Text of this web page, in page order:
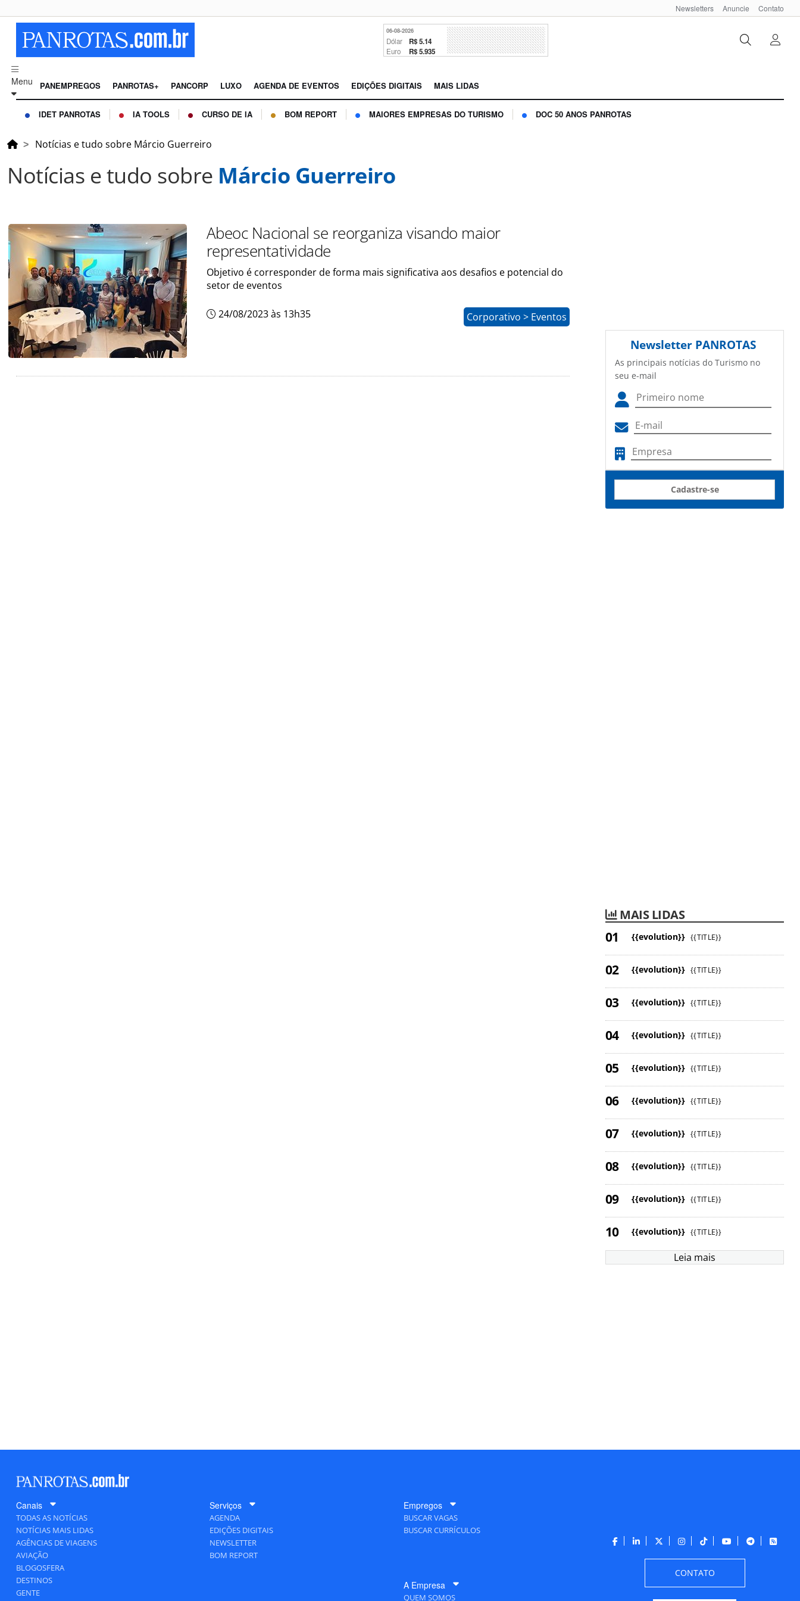
Newsletters Anuncie Contato
06-08-2026
Dólar R$ 5.14
Euro R$ 5.935
Menu PANEMPREGOS PANROTAS+ PANCORP LUXO AGENDA DE EVENTOS EDIÇÕES DIGITAIS MAIS LIDAS
IDET PANROTAS IA TOOLS CURSO DE IA BOM REPORT MAIORES EMPRESAS DO TURISMO DOC 50 ANOS PANROTAS
Notícias e tudo sobre Márcio Guerreiro
Notícias e tudo sobre Márcio Guerreiro
Abeoc Nacional se reorganiza visando maior
representatividade
Objetivo é corresponder de forma mais significativa aos desafios e potencial do
setor de eventos
24/08/2023 às 13h35 Corporativo > Eventos
Newsletter PANROTAS
As principais notícias do Turismo no
seu e-mail
Cadastre-se
MAIS LIDAS
{{evolution}} {{TITLE}}
{{evolution}} {{TITLE}}
{{evolution}} {{TITLE}}
{{evolution}} {{TITLE}}
{{evolution}} {{TITLE}}
{{evolution}} {{TITLE}}
{{evolution}} {{TITLE}}
{{evolution}} {{TITLE}}
{{evolution}} {{TITLE}}
{{evolution}} {{TITLE}}
Leia mais
Canais
TODAS AS NOTÍCIAS
NOTÍCIAS MAIS LIDAS
AGÊNCIAS DE VIAGENS
AVIAÇÃO
BLOGOSFERA
DESTINOS
GENTE
Serviços
AGENDA
EDIÇÕES DIGITAIS
NEWSLETTER
BOM REPORT
Empregos
BUSCAR VAGAS
BUSCAR CURRÍCULOS
A Empresa
QUEM SOMOS
CONTATO